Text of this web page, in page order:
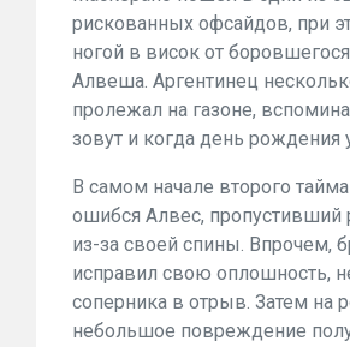
рискованных офсайдов, при
ногой в висок от
Алвеша. Аргентинец
пролежал на газоне,
зовут и когда день рождения
В самом начале второго
ошибся Алвес, пропустивший
из-за своей спины. Впрочем,
исправил свою оплошность,
соперника в отрыв. Затем на
небольшое повреждение